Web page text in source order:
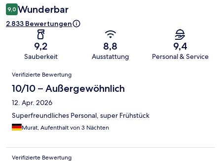
9,0 Wunderbar
2.833 Bewertungen
9,2
Sauberkeit
8,8
Ausstattung
9,4
Personal & Service
Bewertungen
Verifizierte Bewertung
10/10 – Außergewöhnlich
12. Apr. 2026
Superfreundliches Personal, super Frühstück
Murat, Aufenthalt von 3 Nächten
Verifizierte Bewertung